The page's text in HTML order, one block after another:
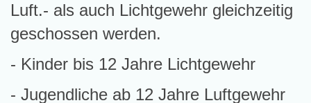
Luft.- als auch Lichtgewehr gleichzeitig
geschossen werden.
- Kinder bis 12 Jahre Lichtgewehr
- Jugendliche ab 12 Jahre Luftgewehr